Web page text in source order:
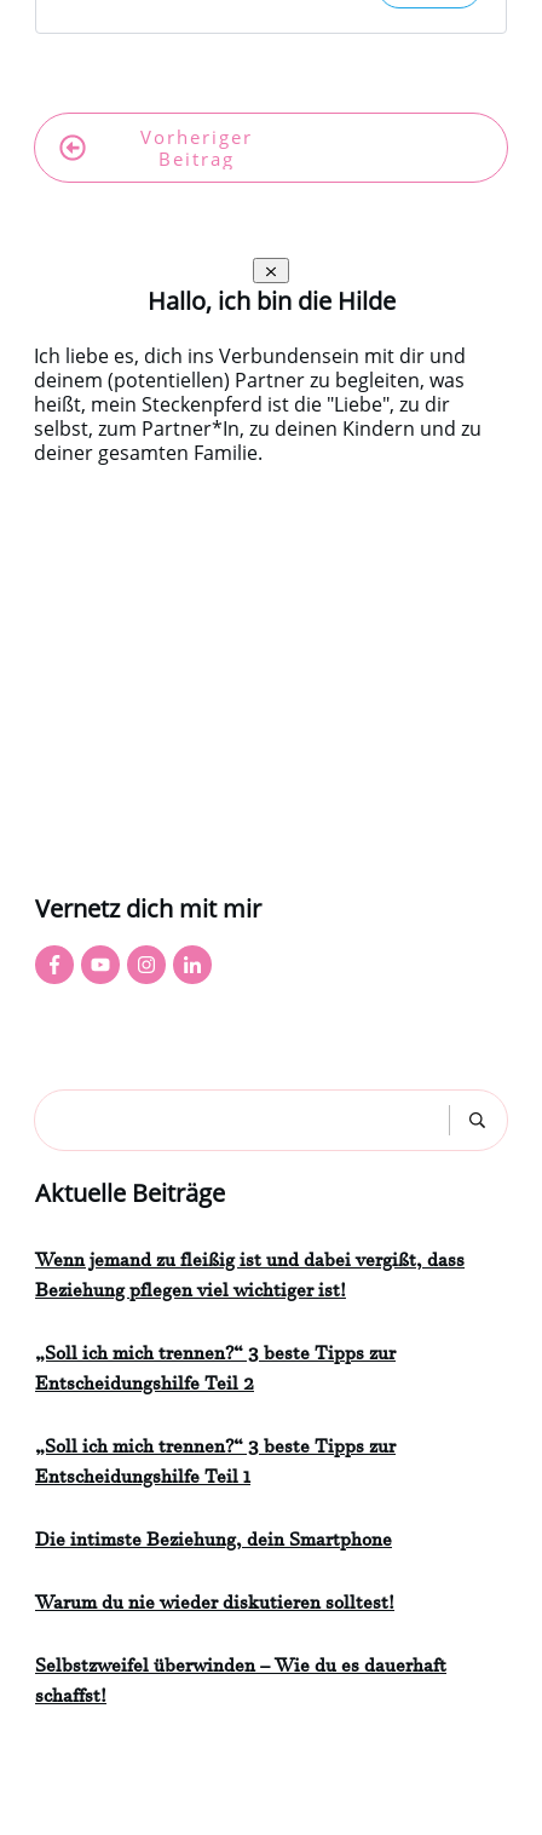
Vorheriger
Beitrag
Hallo, ich bin die Hilde
Ich liebe es, dich ins Verbundensein mit dir und
deinem (potentiellen) Partner zu begleiten, was
heißt, mein Steckenpferd ist die "Liebe", zu dir
selbst, zum Partner*In, zu deinen Kindern und zu
deiner gesamten Familie.
Vernetz dich mit mir
Aktuelle Beiträge
Wenn jemand zu fleißig ist und dabei vergißt, dass
Beziehung pflegen viel wichtiger ist!
„Soll ich mich trennen?“ 3 beste Tipps zur
Entscheidungshilfe Teil 2
„Soll ich mich trennen?“ 3 beste Tipps zur
Entscheidungshilfe Teil 1
Die intimste Beziehung, dein Smartphone
Warum du nie wieder diskutieren solltest!
Selbstzweifel überwinden – Wie du es dauerhaft
schaffst!